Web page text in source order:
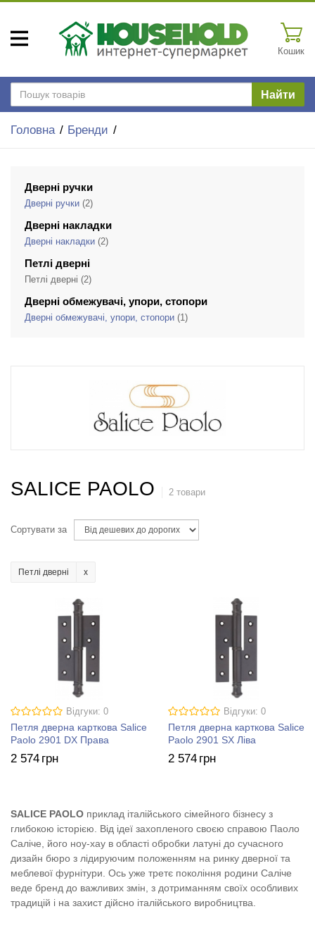
Кошик
Найти
Головна Бренди
Дверні ручки
Дверні ручки (2)
Дверні накладки
Дверні накладки (2)
Петлі дверні
Петлі дверні (2)
Дверні обмежувачі, упори, стопори
Дверні обмежувачі, упори, стопори (1)
SALICE PAOLO 2 товари
Сортувати за
Петлі дверні
Відгуки: 0
Петля дверна карткова Salice
Paolo 2901 DX Права
2 574 грн
Відгуки: 0
Петля дверна карткова Salice
Paolo 2901 SX Ліва
2 574 грн
SALICE PAOLO приклад італійського сімейного бізнесу з
глибокою історією. Від ідеї захопленого своєю справою Паоло
Саліче, його ноу-хау в області обробки латуні до сучасного
дизайн бюро з лідируючим положенням на ринку дверної та
меблевої фурнітури. Ось уже третє покоління родини Саліче
веде бренд до важливих змін, з дотриманням своїх особливих
традицій і на захист дійсно італійського виробництва.